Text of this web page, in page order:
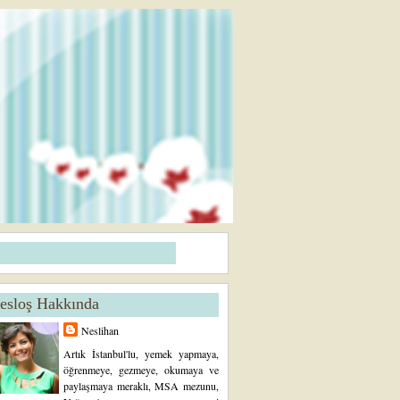
Hakkında
Neslihan
Artık İstanbul'lu, yemek yapmaya,
öğrenmeye, gezmeye, okumaya ve
paylaşmaya meraklı, MSA mezunu,